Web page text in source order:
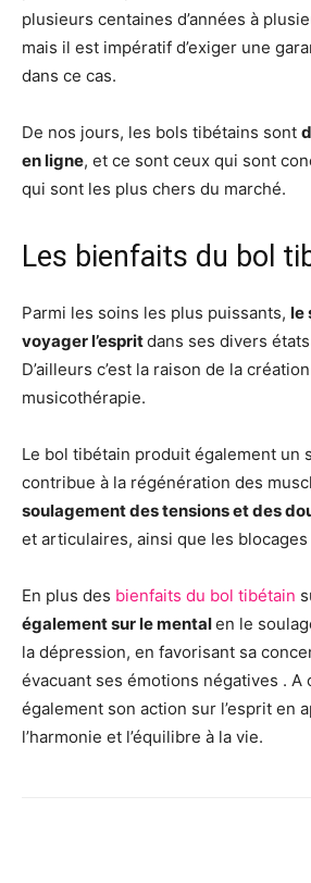
plusieurs centaines d’années à
mais il est impératif d’exiger une
dans ce cas.
De nos jours, les bols tibétains sont
en ligne, et ce sont ceux qui sont
qui sont les plus chers du marché.
Les bienfaits du bol
Parmi les soins les plus puissants, le
voyager l’espritdans ses divers
D’ailleurs c’est la raison de la
musicothérapie.
Le bol tibétain produit également un
contribue à la régénération des
soulagement des tensions et des
et articulaires, ainsi que les
En plus des bienfaits du bol tibétain
également sur le mentalen le
la dépression, en favorisant sa
évacuant ses émotions négatives . A
également son action sur l’esprit en
l’harmonie et l’équilibre à la vie.